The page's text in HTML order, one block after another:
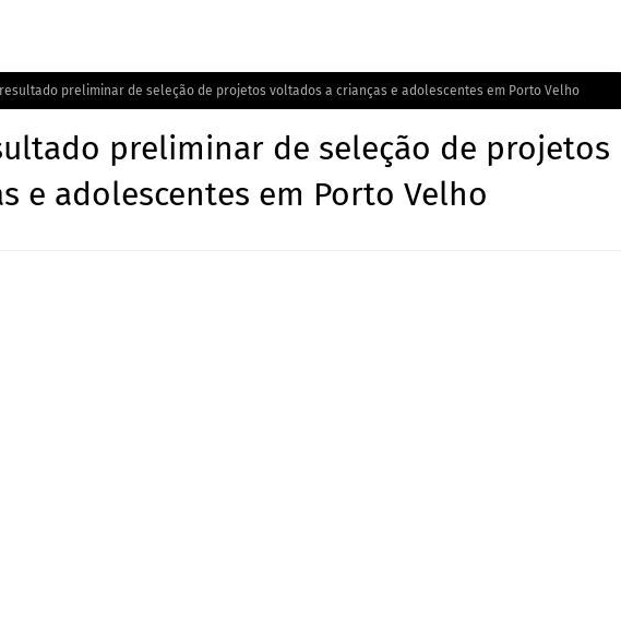
resultado preliminar de seleção de projetos voltados a crianças e adolescentes em Porto Velho
preliminar de seleção de projetos
e adolescentes em Porto Velho